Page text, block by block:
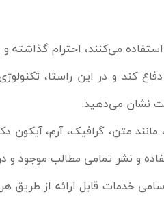
می‏‌کنند، احترام گذاشته
و در این راستا،
نشان می‏‌دهید.
متن، گرافیک، آرم، آیکون
و نشر تمامی مطالب موجود
خدمات قابل ارائه از